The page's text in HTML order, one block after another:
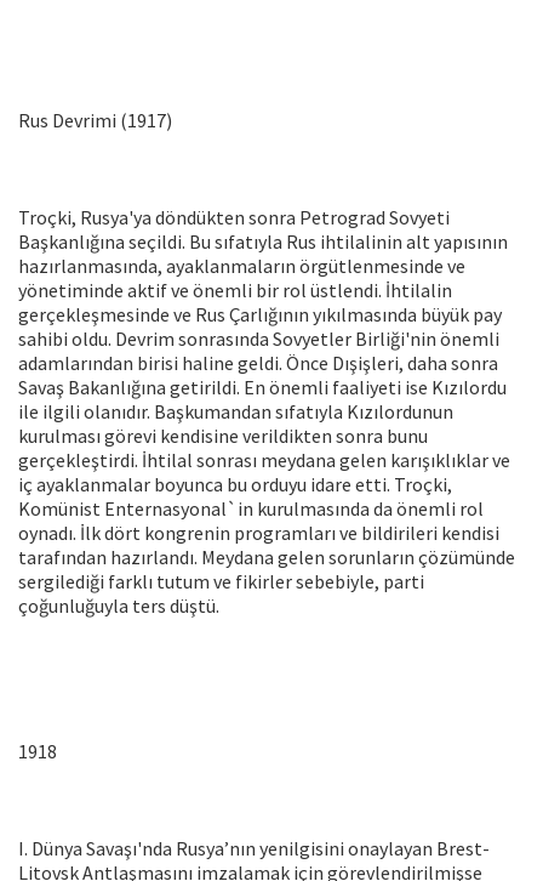
Rus Devrimi (1917)
Troçki, Rusya'ya döndükten sonra Petrograd Sovyeti
Başkanlığına seçildi. Bu sıfatıyla Rus ihtilalinin alt yapısının
hazırlanmasında, ayaklanmaların örgütlenmesinde ve
yönetiminde aktif ve önemli bir rol üstlendi. İhtilalin
gerçekleşmesinde ve Rus Çarlığının yıkılmasında büyük pay
sahibi oldu. Devrim sonrasında Sovyetler Birliği'nin önemli
adamlarından birisi haline geldi. Önce Dışişleri, daha sonra
Savaş Bakanlığına getirildi. En önemli faaliyeti ise Kızılordu
ile ilgili olanıdır. Başkumandan sıfatıyla Kızılordunun
kurulması görevi kendisine verildikten sonra bunu
gerçekleştirdi. İhtilal sonrası meydana gelen karışıklıklar ve
iç ayaklanmalar boyunca bu orduyu idare etti. Troçki,
Komünist Enternasyonal`in kurulmasında da önemli rol
oynadı. İlk dört kongrenin programları ve bildirileri kendisi
tarafından hazırlandı. Meydana gelen sorunların çözümünde
sergilediği farklı tutum ve fikirler sebebiyle, parti
çoğunluğuyla ters düştü.
1918
I. Dünya Savaşı'nda Rusya’nın yenilgisini onaylayan Brest-
Litovsk Antlaşmasını imzalamak için görevlendirilmişse